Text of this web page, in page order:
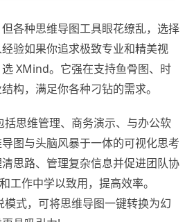
各种思维导图工具眼花缭乱，选择
验如果你追求极致专业和精美视
XMind。它强在支持鱼骨图、时
构，满足你各种刁钻的需求。
思维管理、商务演示、与办公软
图与头脑风暴于一体的可视化思考
思路、管理复杂信息并促进团队协
工作中学以致用，提高效率。
式，可将思维导图一键转换为幻